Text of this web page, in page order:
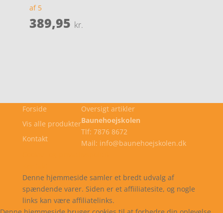
af 5
389,95 kr.
Forside
Vis alle produkter
Kontakt
Oversigt artikler
Baunehoejskolen
Tlf: 7876 8672
Mail: info@baunehoejskolen.dk
Denne hjemmeside samler et bredt udvalg af
spændende varer. Siden er et affiiliatesite, og nogle
links kan være affiliatelinks.